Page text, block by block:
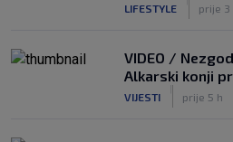
LIFESTYLE prije 3
VIDEO /
Alkarski konji
VIJESTI prije 5 h